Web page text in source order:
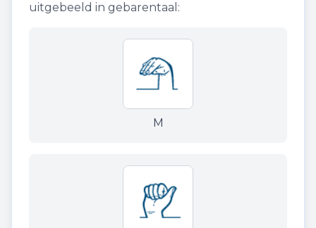
uitgebeeld in gebarentaal:
M